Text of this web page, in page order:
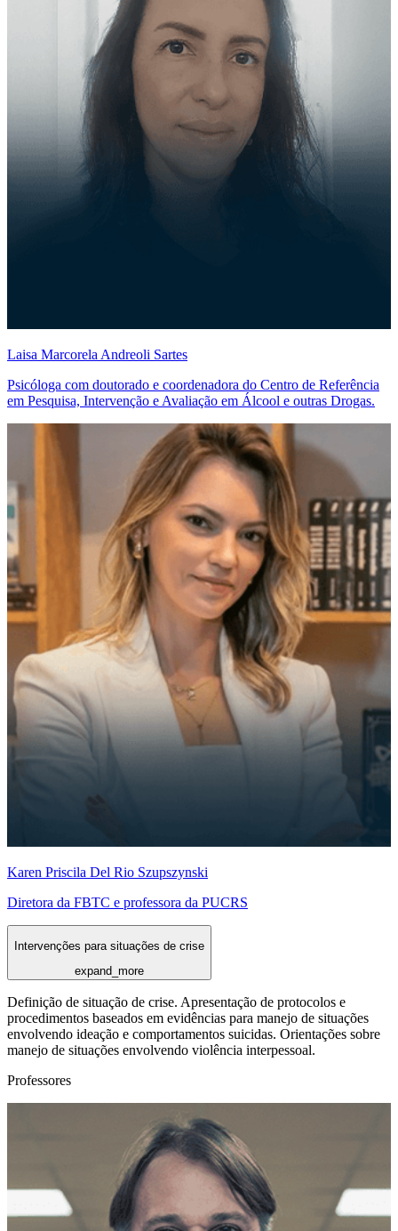
Laisa Marcorela Andreoli Sartes
Psicóloga com doutorado e coordenadora do Centro de Referência
em Pesquisa, Intervenção e Avaliação em Álcool e outras Drogas.
Karen Priscila Del Rio Szupszynski
Diretora da FBTC e professora da PUCRS
Intervenções para situações de crise
expand_more
Definição de situação de crise. Apresentação de protocolos e
procedimentos baseados em evidências para manejo de situações
envolvendo ideação e comportamentos suicidas. Orientações sobre
manejo de situações envolvendo violência interpessoal.
Professores